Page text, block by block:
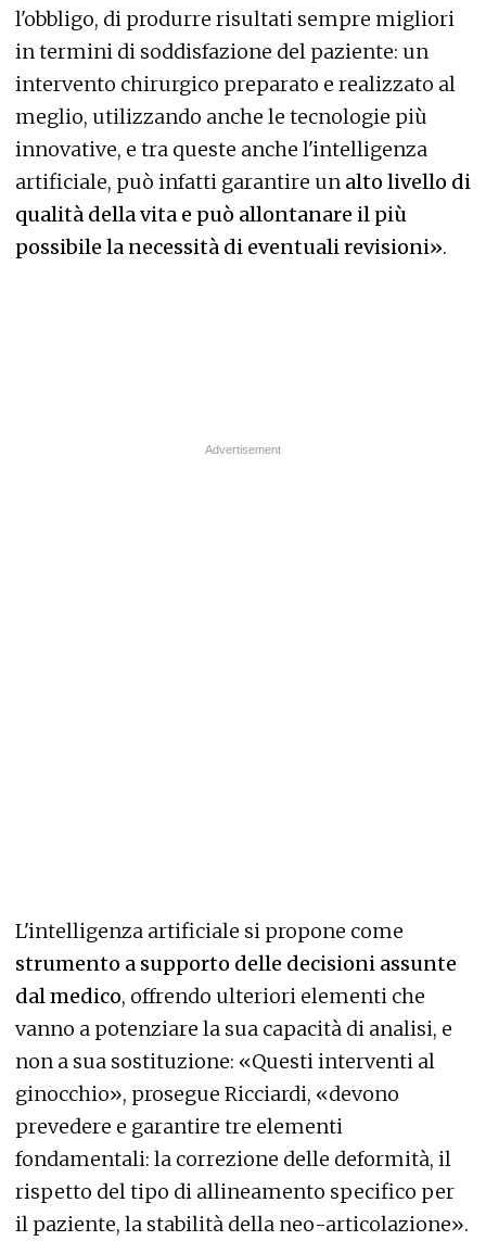
l'obbligo, di produrre risultati sempre migliori
in termini di soddisfazione del paziente: un
intervento chirurgico preparato e realizzato al
meglio, utilizzando anche le tecnologie più
innovative, e tra queste anche l'intelligenza
artificiale, può infatti garantire un alto livello di
qualità della vita e può allontanare il più
possibile la necessità di eventuali revisioni».
L'intelligenza artificiale si propone come
strumento a supporto delle decisioni assunte
dal medico, offrendo ulteriori elementi che
vanno a potenziare la sua capacità di analisi, e
non a sua sostituzione: «Questi interventi al
ginocchio», prosegue Ricciardi, «devono
prevedere e garantire tre elementi
fondamentali: la correzione delle deformità, il
rispetto del tipo di allineamento specifico per
il paziente, la stabilità della neo-articolazione».